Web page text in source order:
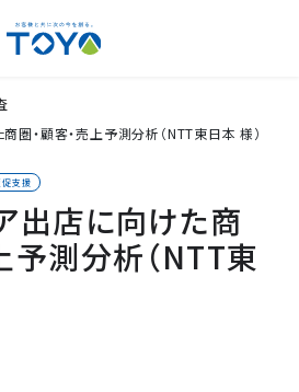
圏・顧客・売上予測分析（NTT東日本 様）
促支援
出店に向けた商
予測分析（NTT東